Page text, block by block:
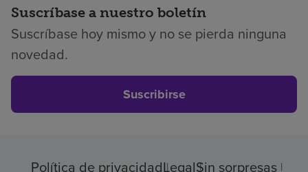
Suscríbase a nuestro boletín
Suscríbase hoy mismo y no se pierda ninguna
novedad.
Suscribirse
Política de privacidadLegalSin sorpresas